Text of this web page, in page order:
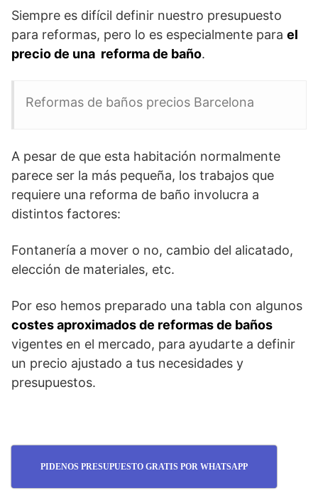
Siempre es difícil definir nuestro presupuesto
para reformas, pero lo es especialmente para el
precio de una reforma de baño.
Reformas de baños precios Barcelona
A pesar de que esta habitación normalmente
parece ser la más pequeña, los trabajos que
requiere una reforma de baño involucra a
distintos factores:
Fontanería a mover o no, cambio del alicatado,
elección de materiales, etc.
Por eso hemos preparado una tabla con algunos
costes aproximados de reformas de baños
vigentes en el mercado, para ayudarte a definir
un precio ajustado a tus necesidades y
presupuestos.
PIDENOS PRESUPUESTO GRATIS POR WHATSAPP